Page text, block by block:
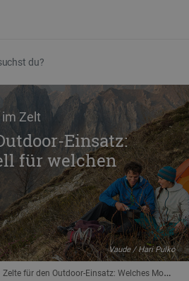
Zelt
Einsatz:
für welchen
Vaude / Hari Pulko
Zelte für den Outdoor-Einsatz: Welches Modell für welchen Zweck?